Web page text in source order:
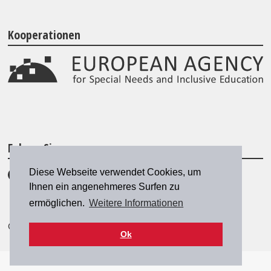
Diese Webseite verwendet Cookies, um
Ihnen ein angenehmeres Surfen zu
ermöglichen. Weitere Informationen
Ok
Kooperationen
Folgen Sie uns
© 2026 SZH/CSPS|szh@szh.ch